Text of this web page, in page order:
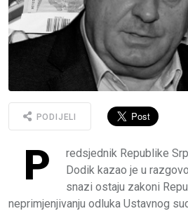
PODIJELI
P
redsjednik Republike
Dodik kazao je u
snazi ostaju zakoni
neprimjenjivanju odluka Ustavnog